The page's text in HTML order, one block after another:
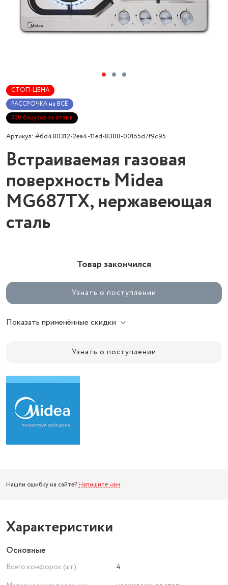
СТОП-ЦЕНА
РАССРОЧКА на ВСЁ
300 бонусов за отзыв
Артикул: #6d480312-2ea4-11ed-8388-00155d7f9c95
Встраиваемая газовая
поверхность Midea
MG687TX, нержавеющая
сталь
Товар закончился
Узнать о поступлении
Показать применённые скидки
Узнать о поступлении
Нашли ошибку на сайте? Напишите нам.
Характеристики
Основные
Всего конфорок (шт)
4